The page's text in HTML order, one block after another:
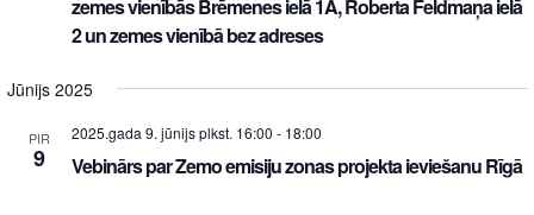
zemes vienībās Brēmenes ielā 1A, Roberta Feldmaņa ielā
2 un zemes vienībā bez adreses
Jūnijs 2025
PIR
9
2025.gada 9. jūnijs plkst. 16:00 - 18:00
Vebinārs par Zemo emisiju zonas projekta ieviešanu Rīgā